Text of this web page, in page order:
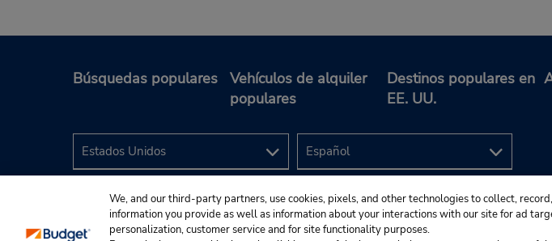
Búsquedas populares
Vehículos de alquiler
populares
Destinos populares en
EE. UU.
We, and our third-party partners, use cookies, pixels, and other technologies to collect,
information you provide as well as information about your interactions with our site for ad
personalization, customer service and for site functionality purposes.